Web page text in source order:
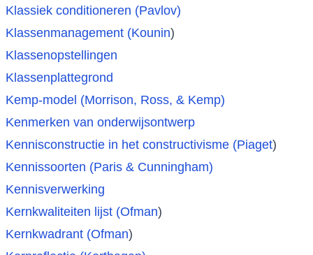
Klassiek conditioneren (Pavlov)
Klassenmanagement (Kounin)
Klassenopstellingen
Klassenplattegrond
Kemp-model (Morrison, Ross, & Kemp)
Kenmerken van onderwijsontwerp
Kennisconstructie in het constructivisme (Piaget)
Kennissoorten (Paris & Cunningham)
Kennisverwerking
Kernkwaliteiten lijst (Ofman)
Kernkwadrant (Ofman)